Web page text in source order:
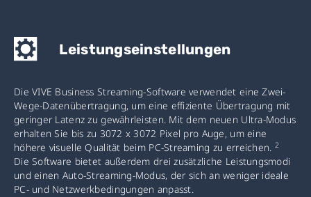
Leistungseinstellungen
Die VIVE Business Streaming-Software verwendet eine Zwei-
Wege-Datenübertragung, um eine effiziente Übertragung mit
geringer Latenz zu gewährleisten. Mit dem neuen Ultra-Modus
erhalten Sie bis zu 3072 x 3072 Pixel pro Auge, um eine
höhere visuelle Qualität beim PC-Streaming zu erreichen. 2
Die Software bietet außerdem drei zusätzliche Leistungsmodi
und einen Auto-Streaming-Modus, der sich an weniger ideale
PC- und Netzwerkbedingungen anpasst.